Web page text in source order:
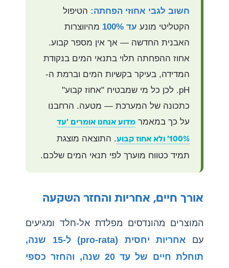
חשוב לגבי אחוזי הפחתה: הטיפול
הקטליטי מונע עד 100%
מהיווצרות
האבנית החדשה — אך אין מספר קבוע.
אחוז ההפחתה תלוי בתנאי המים בנקודת
המדידה, בעיקר בקשיות המים וברמת ה-
pH. לכן כל מי שמבטיח "אחוז קבוע"
כתכונה של המערכת — מטעה. הרחבנו
על כך במאמר מדוע אנחנו אומרים 'עד
100%' ולא אחוז קבוע
. התוצאה מוצגת
תמיד כטווח מוערך לפי תנאי המים שלכם.
אורך חיים, אחריות והחזר השקעה
המוצרים מהונדסים מפלדת אל-חלד ומגיעים
עם
אחריות יחסית (pro-rata) ל-15 שנה,
תוחלת חיים של עד 20 שנה, והחזר כספי